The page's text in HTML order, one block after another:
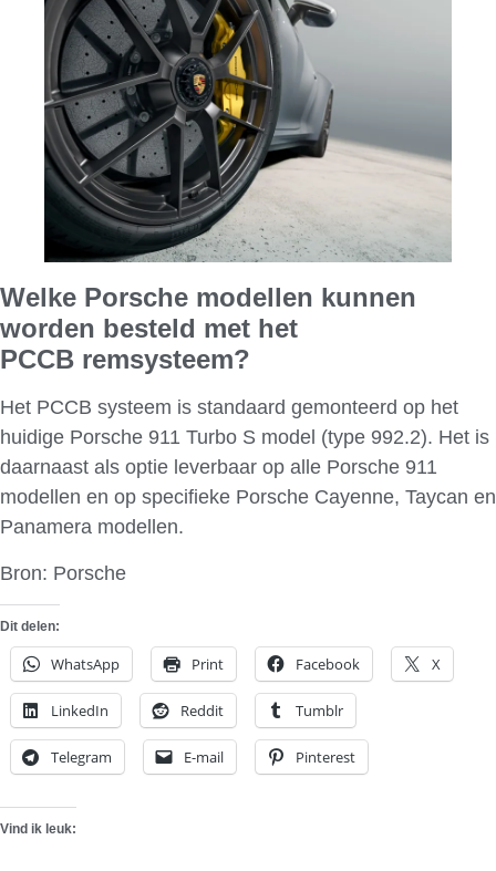
Welke Porsche modellen kunnen
worden besteld met het
PCCB remsysteem?
Het PCCB systeem is standaard gemonteerd op het
huidige Porsche 911 Turbo S model (type 992.2). Het is
daarnaast als optie leverbaar op alle Porsche 911
modellen en op specifieke Porsche Cayenne, Taycan en
Panamera modellen.
Bron: Porsche
Dit delen:
WhatsApp Print Facebook X
LinkedIn Reddit Tumblr
Telegram E-mail Pinterest
Vind ik leuk: